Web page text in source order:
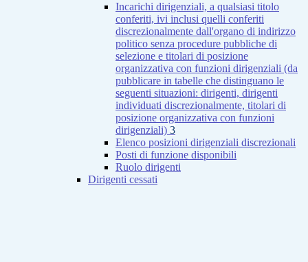
Incarichi dirigenziali, a qualsiasi titolo
conferiti, ivi inclusi quelli conferiti
discrezionalmente dall'organo di indirizzo
politico senza procedure pubbliche di
selezione e titolari di posizione
organizzativa con funzioni dirigenziali (da
pubblicare in tabelle che distinguano le
seguenti situazioni: dirigenti, dirigenti
individuati discrezionalmente, titolari di
posizione organizzativa con funzioni
dirigenziali) 3
Elenco posizioni dirigenziali discrezionali
Posti di funzione disponibili
Ruolo dirigenti
Dirigenti cessati